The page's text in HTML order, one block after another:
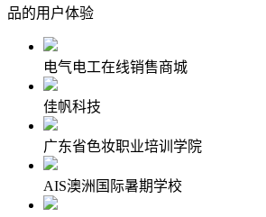
品的用户体验
电气电工在线销售商城
佳帆科技
广东省色妆职业培训学院
AIS澳洲国际暑期学校